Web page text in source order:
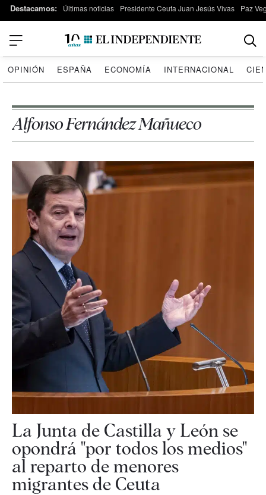
Destacamos: Últimas noticias Presidente Ceuta Juan Jesús Vivas Paz
OPINIÓN ESPAÑA ECONOMÍA INTERNACIONAL
Alfonso Fernández Mañueco
La Junta de Castilla y León se
opondrá "por todos los medios"
al reparto de menores
migrantes de Ceuta